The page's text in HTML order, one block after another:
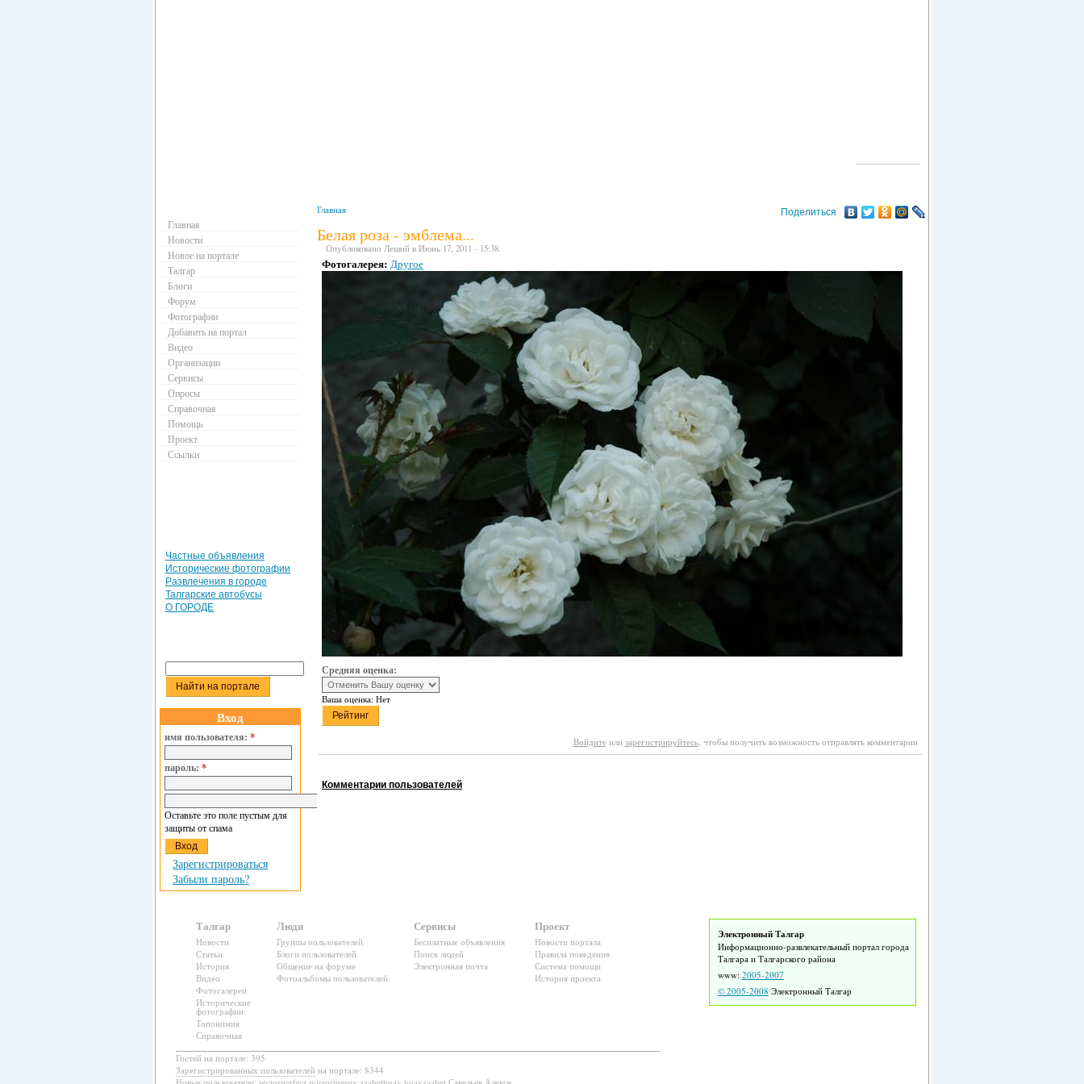
Поделиться
Главная
Белая роза - эмблема...
Опубликовано Леший в Июнь 17, 2011 - 15:38.
Фотогалерея: Другое
Средняя оценка:
Ваша оценка: Нет
Войдитеили зарегистрируйтесь, чтобы получить возможность отправлять комментарии
Комментарии пользователей
Главная
Новости
Новое на портале
Талгар
Блоги
Форум
Фотографии
Добавить на портал
Видео
Организации
Сервисы
Опросы
Справочная
Помощь
Проект
Ссылки
Частные объявления
Исторические фотографии
Развлечения в городе
Талгарские автобусы
О ГОРОДЕ
Вход
имя пользователя: *
пароль: *
Оставьте это поле пустым для
защиты от спама
Зарегистрироваться
Забыли пароль?
Талгар
Новости
Статьи
История
Видео
Фотогалереи
Исторические
фотографии
Топонимия
Справочная
Люди
Группы пользователей
Блоги пользователей
Общение на форуме
Фотоальбомы пользователей
Сервисы
Бесплатные объявления
Поиск людей
Электронная почта
Проект
Новости портала
Правила поведения
Система помощи
История проекта
Электронный Талгар
Информационно-развлекательный портал города
Талгара и Талгарского района
www: 2005-2007
© 2005-2008 Электронный Талгар
Гостей на портале: 395
Зарегистрированных пользователей на портале: 8344